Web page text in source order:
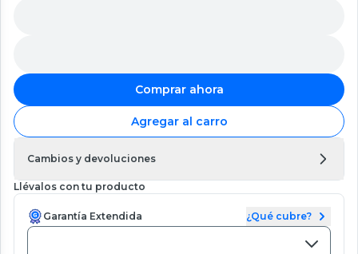
Comprar ahora
Agregar al carro
Cambios y devoluciones
Llévalos con tu producto
Garantía Extendida ¿Qué cubre?